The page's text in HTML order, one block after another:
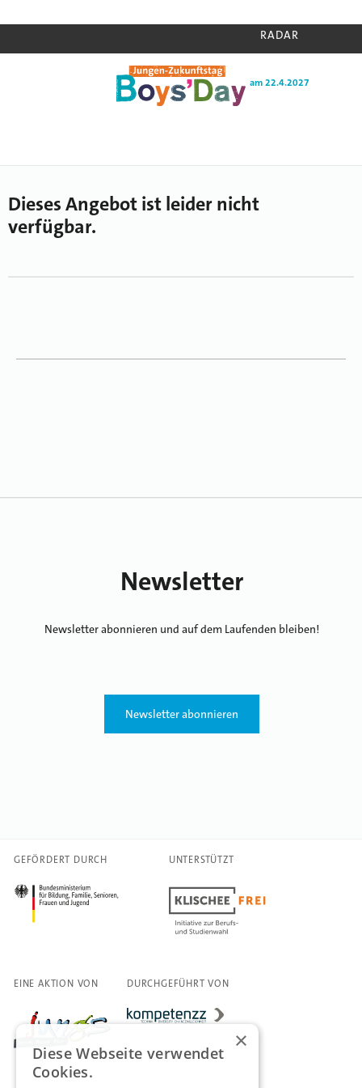
am 22.4.2027
RADAR
Dieses Angebot ist leider nicht
verfügbar.
Newsletter
Newsletter abonnieren und auf dem Laufenden bleiben!
Newsletter abonnieren
GEFÖRDERT DURCH UNTERSTÜTZT
EINE AKTION VON DURCHGEFÜHRT VON
×
Diese Webseite verwendet
Cookies.